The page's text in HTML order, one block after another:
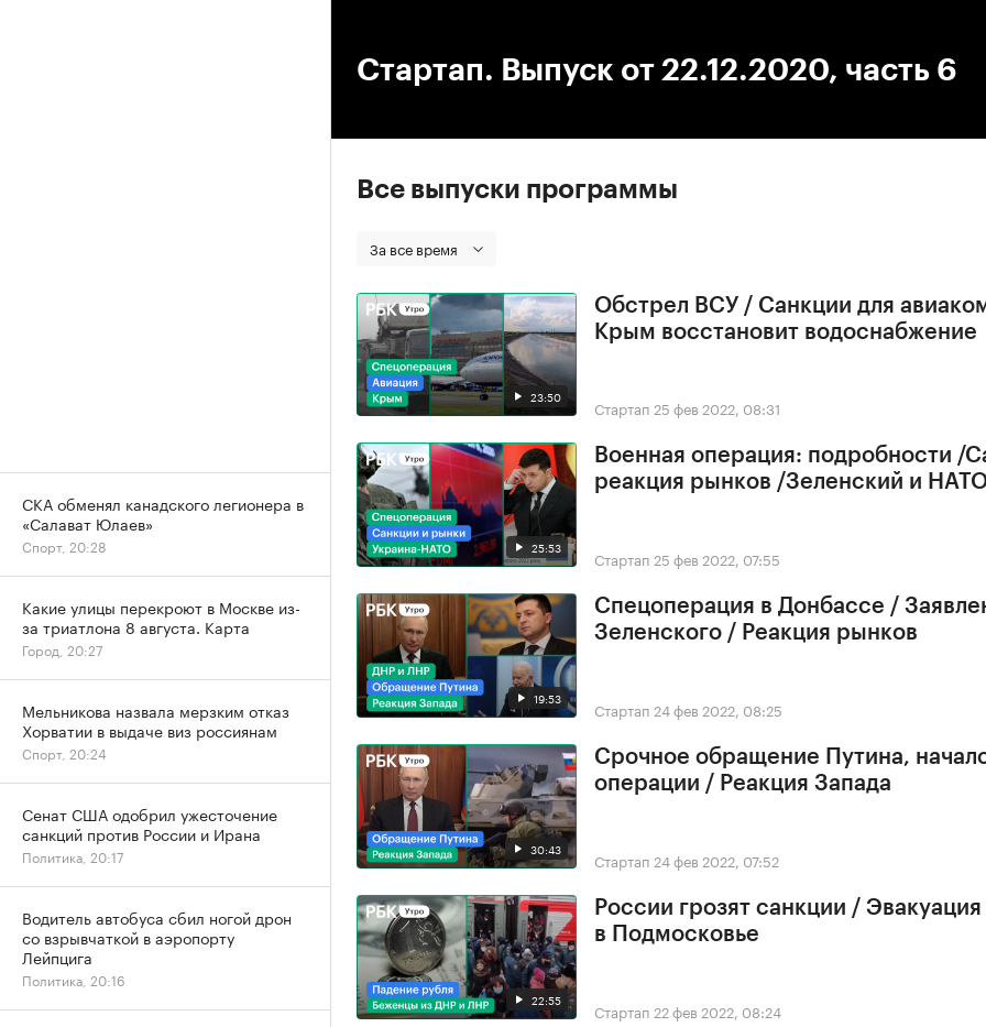
Стартап. Выпуск от 22.12.2020, часть 6
Все выпуски программы
За все время
23:50
Обстрел ВСУ / Санкции для
Крым восстановит водоснабжение
Стартап 25 фев 2022, 08:31
25:53
Военная операция: подробности /
реакция рынков /Зеленский и
Стартап 25 фев 2022, 07:55
19:53
Спецоперация в Донбассе /
Зеленского / Реакция рынков
Стартап 24 фев 2022, 08:25
30:43
Срочное обращение Путина,
операции / Реакция Запада
Стартап 24 фев 2022, 07:52
22:55
России грозят санкции /
в Подмосковье
Стартап 22 фев 2022, 08:24
СКА обменял канадского легионера в
«Салават Юлаев»
Спорт, 20:28
Какие улицы перекроют в Москве из-
за триатлона 8 августа. Карта
Город, 20:27
Мельникова назвала мерзким отказ
Хорватии в выдаче виз россиянам
Спорт, 20:24
Сенат США одобрил ужесточение
санкций против России и Ирана
Политика, 20:17
Водитель автобуса сбил ногой дрон
со взрывчаткой в аэропорту
Лейпцига
Политика, 20:16